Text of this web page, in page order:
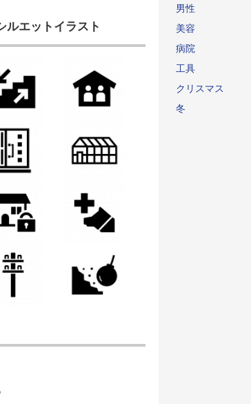
ルエットイラスト
男性
美容
病院
工具
クリスマス
冬